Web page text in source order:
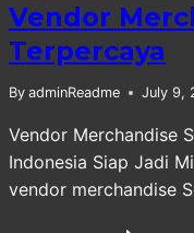
Vendor
Terpercaya
By adminReadme July 9,
Vendor Merchandise
Indonesia Siap Jadi
vendor merchandise